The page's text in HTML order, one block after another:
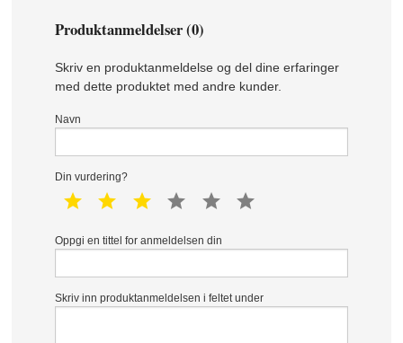
Produktanmeldelser (0)
Skriv en produktanmeldelse og del dine erfaringer
med dette produktet med andre kunder.
Navn
Din vurdering?
1 star 2 star 3 star 4 star 5 star
Oppgi en tittel for anmeldelsen din
Skriv inn produktanmeldelsen i feltet under